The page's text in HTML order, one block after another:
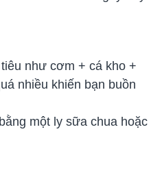
như cơm + cá kho +
nhiều khiến bạn buồn
một ly sữa chua hoặc